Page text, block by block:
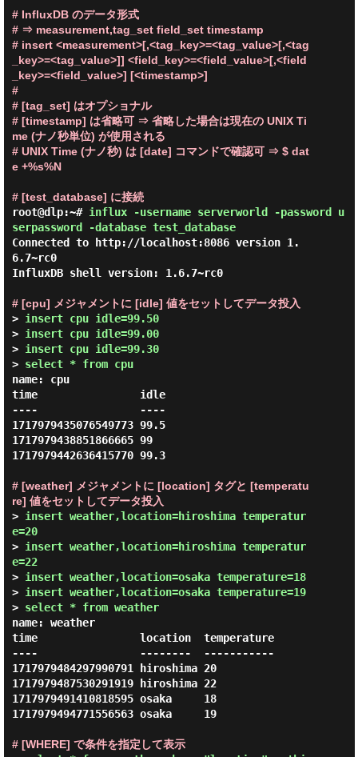
# InfluxDB のデータ形式
# ⇒ measurement,tag_set field_set timestamp
# insert <measurement>[,<tag_key>=<tag_value>[,<tag
_key>=<tag_value>]] <field_key>=<field_value>[,<field
_key>=<field_value>] [<timestamp>]
#
# [tag_set] はオプショナル
# [timestamp] は省略可 ⇒ 省略した場合は現在の UNIX Ti
me (ナノ秒単位) が使用される
# UNIX Time (ナノ秒) は [date] コマンドで確認可 ⇒ $ dat
e +%s%N
# [test_database] に接続
root@dlp:~# influx -username serverworld -password u
serpassword -database test_database
Connected to http://localhost:8086 version 1.
6.7~rc0
InfluxDB shell version: 1.6.7~rc0
# [cpu] メジャメントに [idle] 値をセットしてデータ投入
> insert cpu idle=99.50
> insert cpu idle=99.00
> insert cpu idle=99.30
> select * from cpu
name: cpu
time                idle
----                ----
1717979435076549773 99.5
1717979438851866665 99
1717979442636415770 99.3
# [weather] メジャメントに [location] タグと [temperatu
re] 値をセットしてデータ投入
> insert weather,location=hiroshima temperatur
e=20
> insert weather,location=hiroshima temperatur
e=22
> insert weather,location=osaka temperature=18
> insert weather,location=osaka temperature=19
> select * from weather
name: weather
time                location  temperature
----                --------  -----------
1717979484297990791 hiroshima 20
1717979487530291919 hiroshima 22
1717979491410818595 osaka     18
1717979494771556563 osaka     19
# [WHERE] で条件を指定して表示